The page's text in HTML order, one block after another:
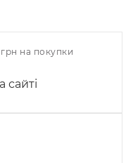
на покупки
сайті